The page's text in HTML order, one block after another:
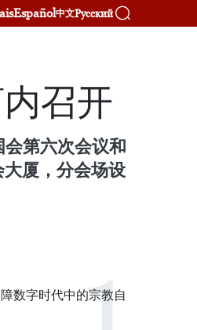
Español中文Русский
召开
第六次会议和
厦，分会场设
数字时代中的宗教自